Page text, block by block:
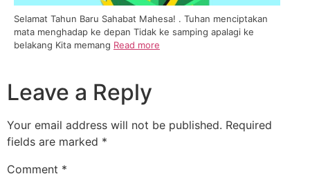
Selamat Tahun Baru Sahabat Mahesa! . Tuhan menciptakan
mata menghadap ke depan Tidak ke samping apalagi ke
belakang Kita memang Read more
Leave a Reply
Your email address will not be published. Required
fields are marked *
Comment *